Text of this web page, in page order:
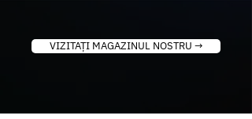
VIZITAȚI MAGAZINUL NOSTRU →